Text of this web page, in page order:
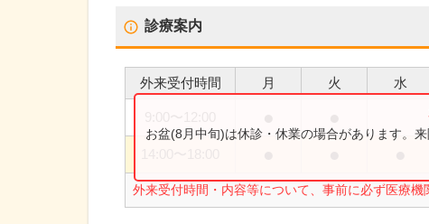
診療案内
外来受付時間 月 火 水
外来受付時間・内容等について、事前に必ず医療機
お盆(8月中旬)は休診・休業の場合があります。